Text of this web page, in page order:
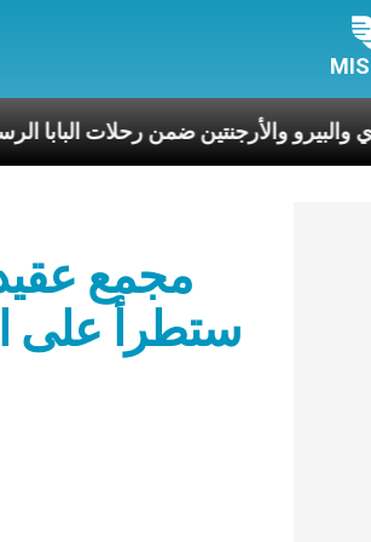
أوروغواي والبيرو والأرجنتين ضمن
مجمع
ستطرأ على